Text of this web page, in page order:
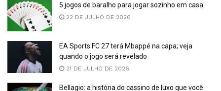
5 jogos de baralho para jogar sozinho em casa
22 DE JULHO DE 2026
EA Sports FC 27 terá Mbappé na capa; veja
quando o jogo será revelado
21 DE JULHO DE 2026
Bellagio: a história do cassino de luxo que você